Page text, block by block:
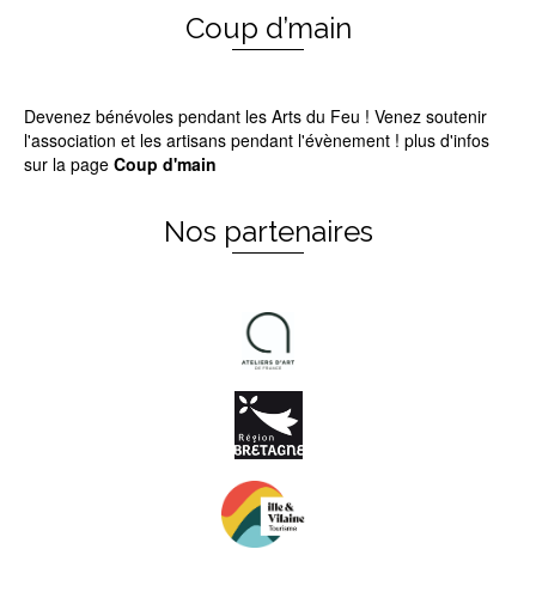
Coup d’main
Devenez bénévoles pendant les Arts du Feu ! Venez soutenir
l'association et les artisans pendant l'évènement ! plus d'infos
sur la page Coup d'main
Nos partenaires